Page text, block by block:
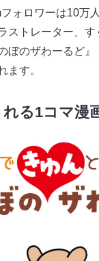
ォロワーは10万
ストレーター、
ぼのザわーるど
ます。
る1コマ漫